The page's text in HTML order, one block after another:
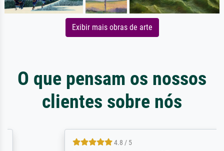
Exibir mais obras de arte
O que pensam os nossos
clientes sobre nós
4.8 / 5